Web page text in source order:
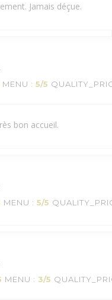
Jamais déçue.
MENU : 5/5
bon accueil.
MENU : 5/5
MENU : 3/5